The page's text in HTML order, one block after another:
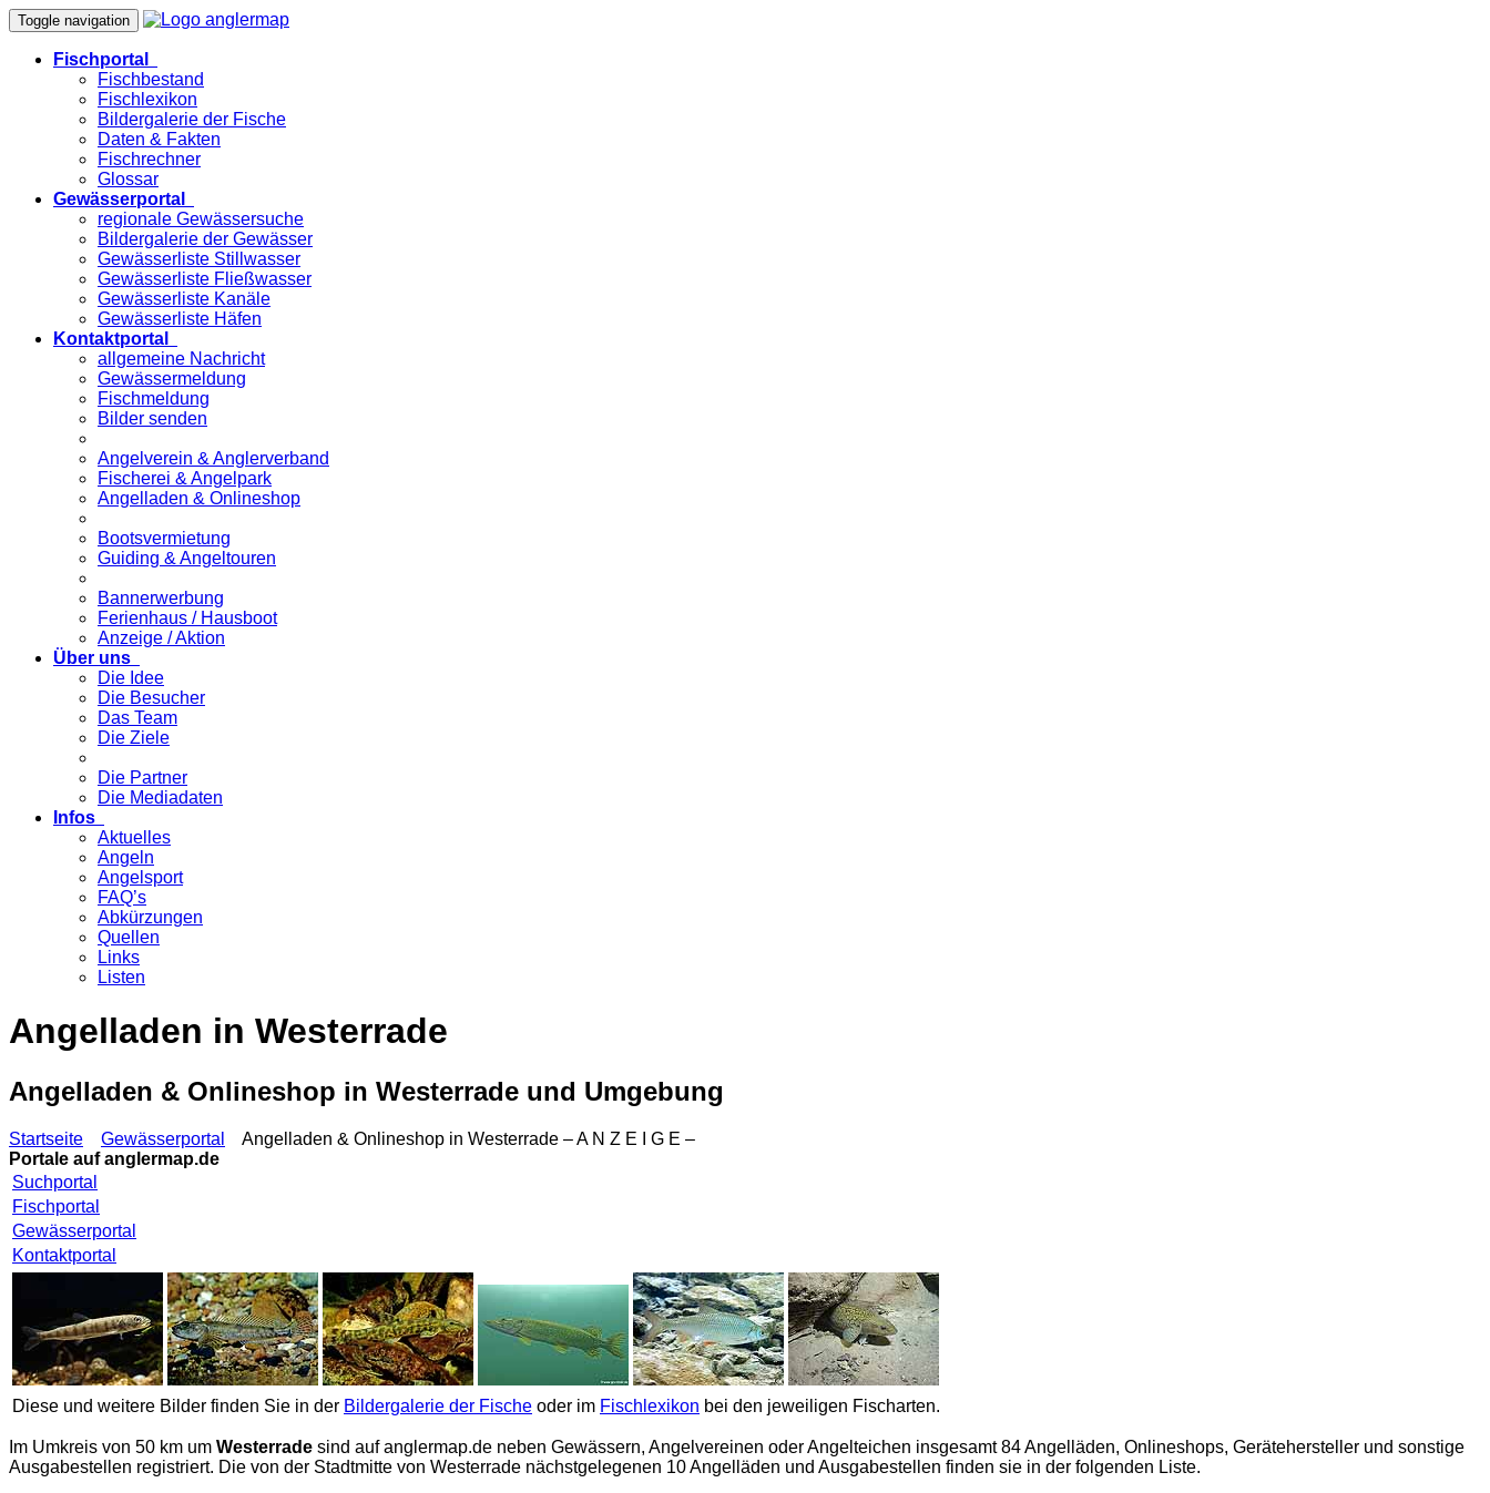
Toggle navigation
Fischportal
Fischbestand
Fischlexikon
Bildergalerie der Fische
Daten & Fakten
Fischrechner
Glossar
Gewässerportal
regionale Gewässersuche
Bildergalerie der Gewässer
Gewässerliste Stillwasser
Gewässerliste Fließwasser
Gewässerliste Kanäle
Gewässerliste Häfen
Kontaktportal
allgemeine Nachricht
Gewässermeldung
Fischmeldung
Bilder senden
Angelverein & Anglerverband
Fischerei & Angelpark
Angelladen & Onlineshop
Bootsvermietung
Guiding & Angeltouren
Bannerwerbung
Ferienhaus / Hausboot
Anzeige / Aktion
Über uns
Die Idee
Die Besucher
Das Team
Die Ziele
Die Partner
Die Mediadaten
Infos
Aktuelles
Angeln
Angelsport
FAQ’s
Abkürzungen
Quellen
Links
Listen
Angelladen in Westerrade
Angelladen & Onlineshop in Westerrade und Umgebung
Startseite Gewässerportal
Angelladen & Onlineshop in Westerrade – A N Z E I G E –
Portale aufanglermap.de
Suchportal
Fischportal
Gewässerportal
Kontaktportal
Diese und weitere Bilder finden Sie in der Bildergalerie der Fische oder im Fischlexikon bei den jeweiligen Fischarten.
Im Umkreis von 50 km um Westerrade sind aufanglermap.de neben Gewässern, Angelvereinen oder Angelteichen insgesamt 84 Angelläden, Onlineshops, Gerätehersteller und sonstige
Ausgabestellen registriert. Die von der Stadtmitte von Westerrade nächstgelegenen 10 Angelläden und Ausgabestellen finden sie in der folgenden Liste.